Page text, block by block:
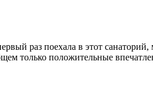
раз поехала в этот
только положительные